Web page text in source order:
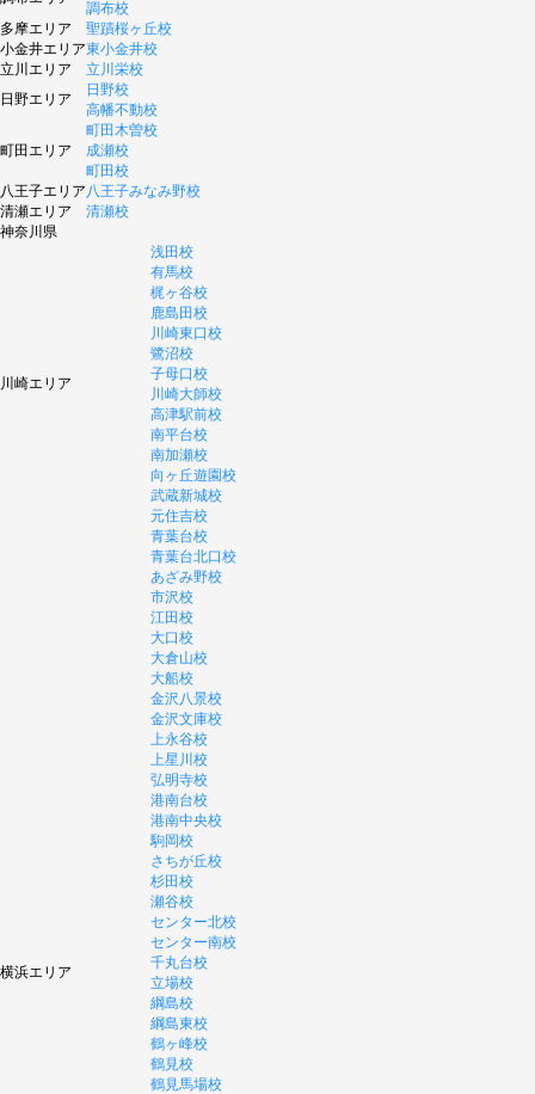
調布校
多摩エリア
聖蹟桜ヶ丘校
小金井エリア東小金井校
立川エリア
立川栄校
日野エリア
日野校
高幡不動校
町田エリア
町田木曽校
成瀬校
町田校
八王子エリア 八王子みなみ野校
清瀬エリア
清瀬校
神奈川県
川崎エリア
浅田校
有馬校
梶ヶ谷校
鹿島田校
川崎東口校
鷺沼校
子母口校
川崎大師校
高津駅前校
南平台校
南加瀬校
向ヶ丘遊園校
武蔵新城校
元住吉校
横浜エリア
青葉台校
青葉台北口校
あざみ野校
市沢校
江田校
大口校
大倉山校
大船校
金沢八景校
金沢文庫校
上永谷校
上星川校
弘明寺校
港南台校
港南中央校
駒岡校
さちが丘校
杉田校
瀬谷校
センター北校
センター南校
千丸台校
立場校
綱島校
綱島東校
鶴ヶ峰校
鶴見校
鶴見馬場校